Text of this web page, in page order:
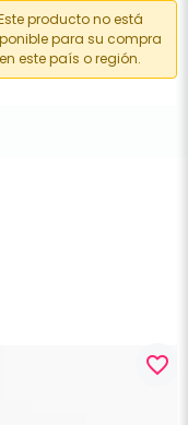
producto no está
para su compra
en este país o región.
favorite_border